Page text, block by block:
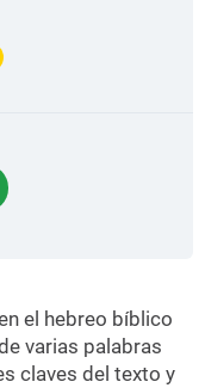
el hebreo bíblico
varias palabras
claves del texto y